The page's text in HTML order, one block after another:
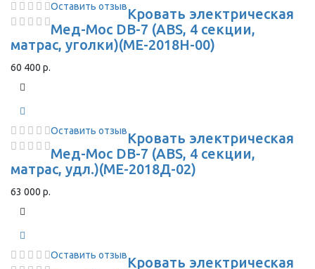
Оставить отзывКровать электрическая
Мед-Мос DB-7 (ABS, 4 секции,
матрас, уголки)(MЕ-2018Н-00)
60 400 р.
Оставить отзывКровать электрическая
Мед-Мос DB-7 (ABS, 4 секции,
матрас, удл.)(MЕ-2018Д-02)
63 000 р.
Оставить отзывКровать электрическая